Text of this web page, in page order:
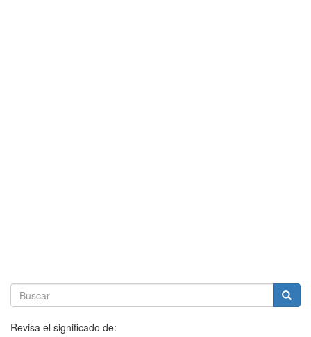
Revisa el significado de: